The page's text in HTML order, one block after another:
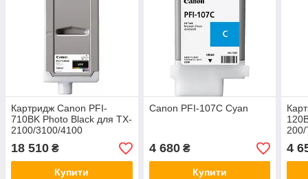
Картридж Canon PFI-
710BK Photo Black для TX-
2100/3100/4100
18 510 ₴
Купити
Canon PFI-107C Cyan
4 680₴
Купити
4